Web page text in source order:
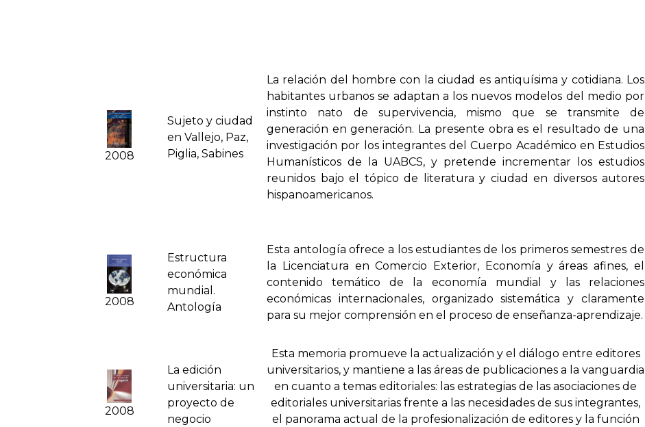
2008
Sujeto y ciudad
en Vallejo, Paz,
Piglia, Sabines
La relación del hombre con la ciudad es antiquísima y cotidiana. Los
habitantes urbanos se adaptan a los nuevos modelos del medio por
instinto nato de supervivencia, mismo que se transmite de
generación en generación. La presente obra es el resultado de una
investigación por los integrantes del Cuerpo Académico en Estudios
Humanísticos de la UABCS, y pretende incrementar los estudios
reunidos bajo el tópico de literatura y ciudad en diversos autores
hispanoamericanos.
2008
Estructura
económica
mundial.
Antologí­a
Esta antología ofrece a los estudiantes de los primeros semestres de
la Licenciatura en Comercio Exterior, Economía y áreas afines, el
contenido temático de la economía mundial y las relaciones
económicas internacionales, organizado sistemática y claramente
para su mejor comprensión en el proceso de enseñanza-aprendizaje.
2008
La edición
universitaria: un
proyecto de
negocio
Esta memoria promueve la actualización y el diálogo entre editores
universitarios, y mantiene a las áreas de publicaciones a la vanguardia
en cuanto a temas editoriales: las estrategias de las asociaciones de
editoriales universitarias frente a las necesidades de sus integrantes,
el panorama actual de la profesionalización de editores y la función